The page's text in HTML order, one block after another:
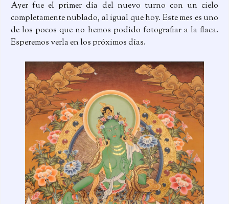
Ayer fue el primer día del nuevo turno con un cielo
completamente nublado, al igual que hoy. Este mes es uno
de los pocos que no hemos podido fotografiar a la flaca.
Esperemos verla en los próximos días.